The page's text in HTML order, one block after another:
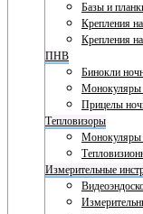
Базы и
Крепления
Крепления
ПНВ
Бинокли
Монокуляры
Прицелы
Тепловизоры
Монокуляры
Измерительные